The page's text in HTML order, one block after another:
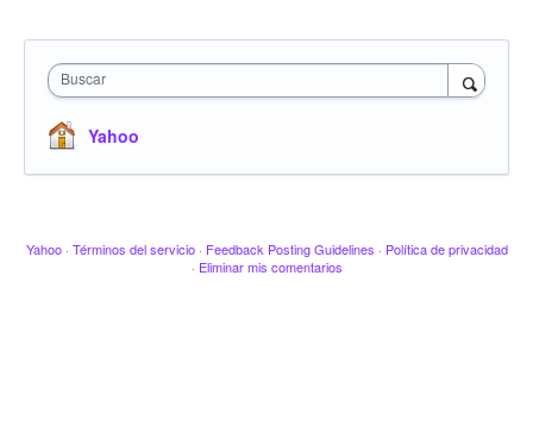
Buscar
Yahoo
Yahoo · Términos del servicio · Feedback Posting Guidelines · Política de privacidad
· Eliminar mis comentarios